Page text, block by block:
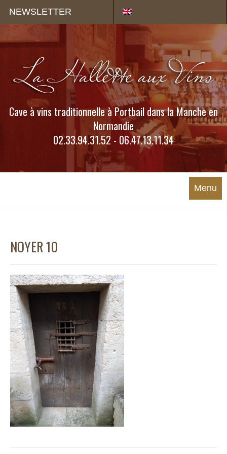
NEWSLETTER
Cave à vins traditionnelle à Portbail dans la Manche en
Normandie
02.33.94.31.52 - 06.47.13.11.34
Menu
NOYER 10
Panneau de gestion des cookies